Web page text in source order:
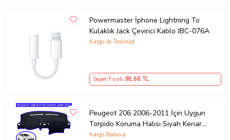
Powermaster İphone Lightning To
Kulaklık Jack Çevirici Kablo JBC-076A
Kargo ile Teslimat
Sepet Fiyatı 98,66 TL
Peugeot 206 2006-2011 İçin Uygun
Torpido Koruma Halısı Siyah Kenar
Renk Mavi
Kargo Bedava